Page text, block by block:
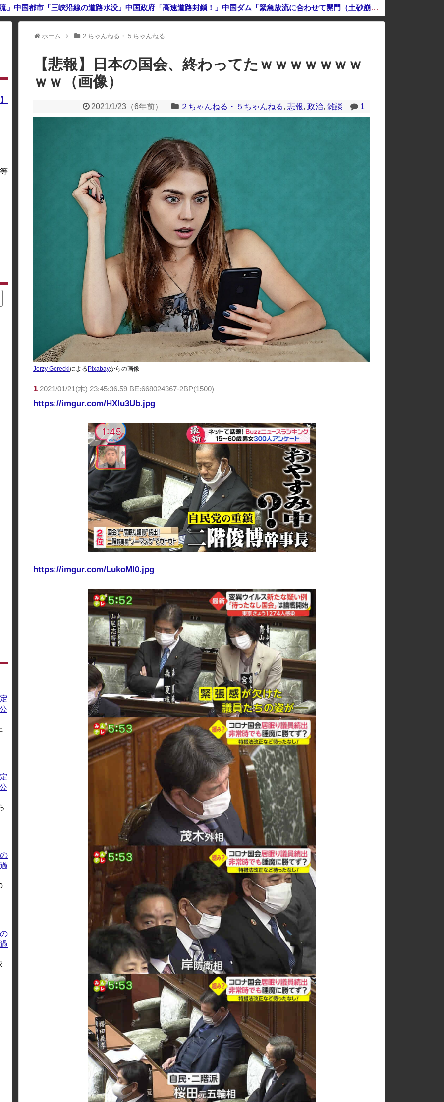
中国「大洪水！」三峡ダム「9門開放！（全力放流」中国都市「三峡沿線の道路水没」中国政府「高速道路封鎖！」中国ダム「緊急放流に合わせて開門（土砂崩れ発生」→
国人審判らへ性的接待疑惑→ロンドン五輪は銅メダルはく奪の可能性「審判の国籍は日本、UAE、イラン」
している場合、一部のコンテンツが表示されなくなったり、サイト全体のレイアウトが崩れたりする場合があります。
ホーム ２ちゃんねる・５ちゃんねる
【悲報】日本の国会、終わってたｗｗｗｗｗｗｗ
ｗｗ（画像）
2021/1/23（6年前） ２ちゃんねる・５ちゃんねる, 悲報, 政治, 雑談 1
Jerzy Góreckiによる Pixabayからの画像
1 2021/01/21(木) 23:45:36.59 BE:668024367-2BP(1500)
https://imgur.com/HXlu3Ub.jpg
https://imgur.com/LukoMI0.jpg